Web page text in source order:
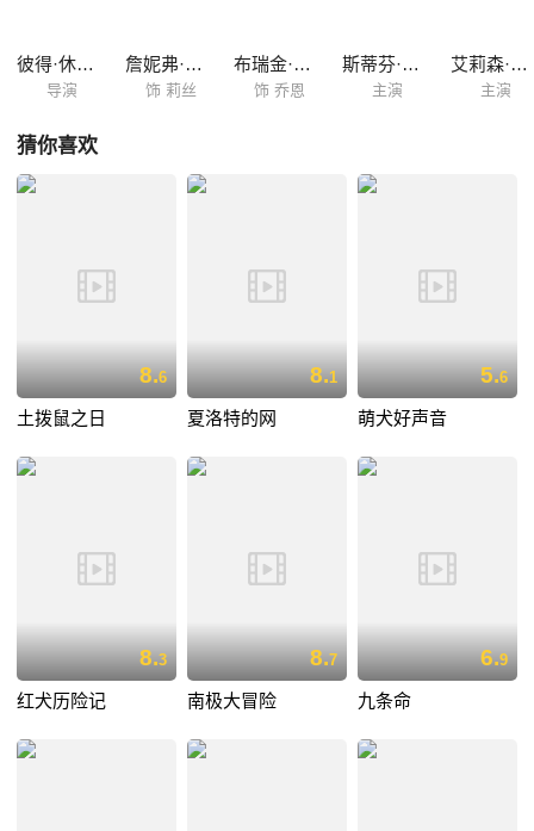
彼得·休伊特
导演
詹妮弗·洛芙·休伊特
饰 莉丝
布瑞金·梅耶
饰 乔恩
斯蒂芬·托布罗斯基
主演
艾莉森·斯通勒
主演
猜你喜欢
8.6
土拨鼠之日
8.1
夏洛特的网
5.6
萌犬好声音
8.3
红犬历险记
8.7
南极大冒险
6.9
九条命